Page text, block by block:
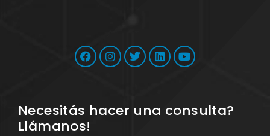
Necesitás hacer una consulta?
Llámanos!